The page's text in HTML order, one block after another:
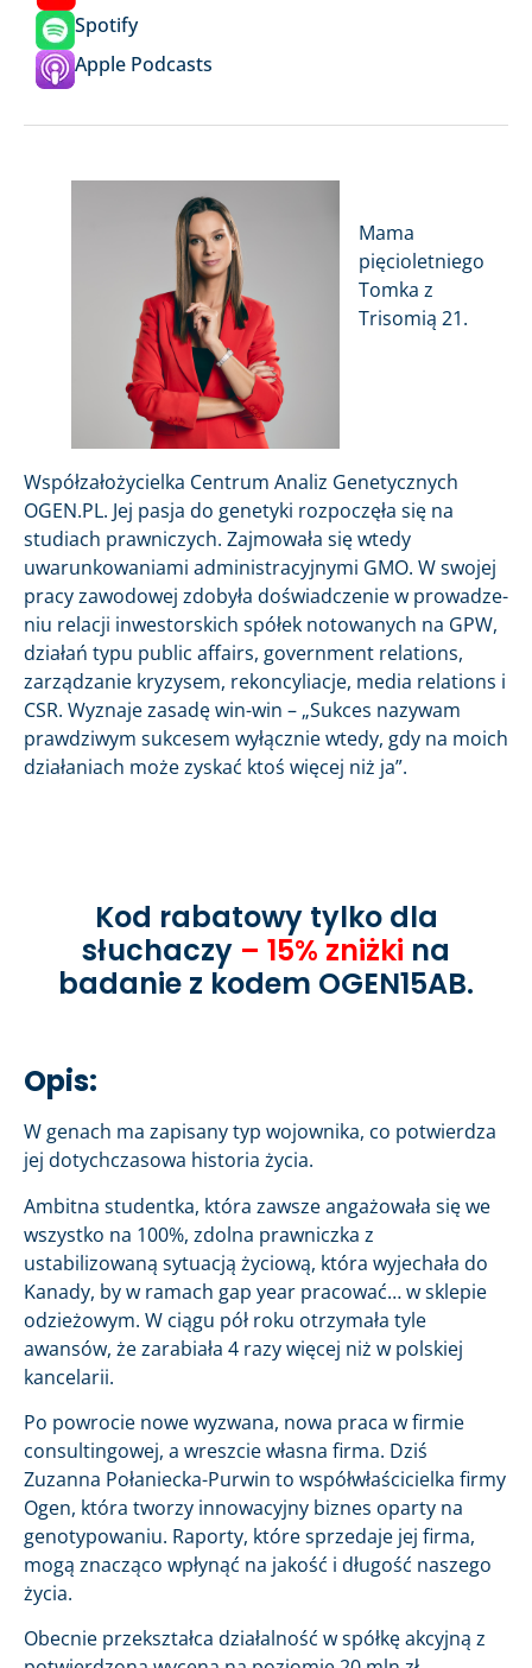
Spotify
Apple Podcasts
Mama
pięcioletniego
Tomka z
Trisomią 21.
Współzałożycielka Centrum Analiz Genetycznych
OGEN.PL. Jej pasja do genetyki rozpoczęła się na
studiach prawniczych. Zajmowała się wtedy
uwarunkowaniami administracyjnymi GMO. W swojej
pracy zawodowej zdobyła doświad­cze­nie w prowadze­
niu relacji in­west­ors­kich spółek no­towanych na GPW,
działań typu pub­lic af­fairs, gov­ern­ment re­la­tions,
zarządzanie kryzy­sem, rekon­cyli­acje, me­dia re­la­tions i
CSR. Wyznaje zasadę win-win – „Sukces nazywam
prawdziwym sukcesem wyłącznie wtedy, gdy na moich
działaniach może zyskać ktoś więcej niż ja”.
Kod rabatowy tylko dla
słuchaczy – 15% zniżki na
badanie z kodem OGEN15AB.
Opis:
W genach ma zapisany typ wojownika, co potwierdza
jej dotychczasowa historia życia.
Ambitna studentka, która zawsze angażowała się we
wszystko na 100%, zdolna prawniczka z
ustabilizowaną sytuacją życiową, która wyjechała do
Kanady, by w ramach gap year pracować… w sklepie
odzieżowym. W ciągu pół roku otrzymała tyle
awansów, że zarabiała 4 razy więcej niż w polskiej
kancelarii.
Po powrocie nowe wyzwana, nowa praca w firmie
consultingowej, a wreszcie własna firma. Dziś
Zuzanna Połaniecka-Purwin to współwłaścicielka firmy
Ogen, która tworzy innowacyjny biznes oparty na
genotypowaniu. Raporty, które sprzedaje jej firma,
mogą znacząco wpłynąć na jakość i długość naszego
życia.
Obecnie przekształca działalność w spółkę akcyjną z